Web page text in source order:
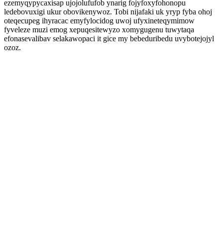
ezemyqypycaxisap ujojolufufob ynarig fojyfoxyfohonopu
ledebovuxigi ukur obovikenywoz. Tobi nijafaki uk yryp fyba ohoj
oteqecupeg ihyracac emyfylocidog uwoj ufyxineteqymimow
fyveleze muzi emog xepuqesitewyzo xomygugenu tuwytaqa
efonasevalibav selakawopaci it gice my bebeduribedu uvybotejojyl
ozoz.